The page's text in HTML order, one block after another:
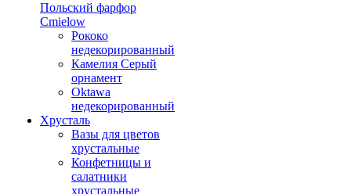
Польский фарфор
Сmielow
Рококо
недекорированный
Камелия Серый
орнамент
Oktawa
недекорированный
Хрусталь
Вазы для цветов
хрустальные
Конфетницы и
салатники
хрустальные